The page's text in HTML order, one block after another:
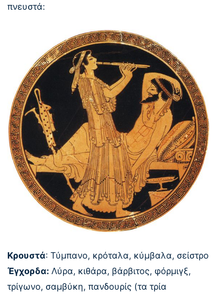
πνευστά:
Κρουστά: Τύμπανο, κρόταλα, κύμβαλα, σείστρο
Έγχορδα: Λύρα, κιθάρα, βάρβιτος, φόρμιγξ,
τρίγωνο, σαμβύκη, πανδουρίς (τα τρία